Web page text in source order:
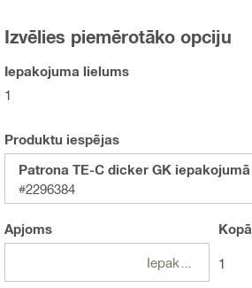
Izvēlies piemērotāko opciju
Iepakojuma lielums
1
Produktu iespējas
Patrona TE-C dicker GK iepakojumā
#2296384
Apjoms Kopā
1